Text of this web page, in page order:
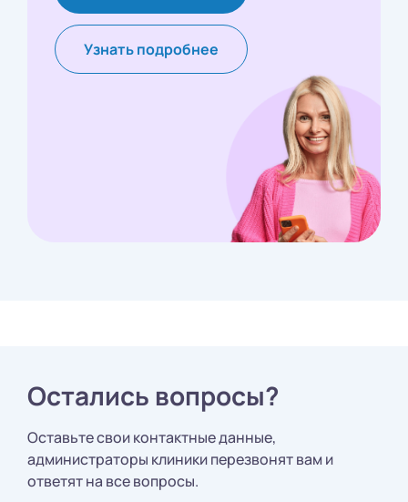
Узнать подробнее
Остались вопросы?
Оставьте свои контактные данные,
администраторы клиники перезвонят вам и
ответят на все вопросы.